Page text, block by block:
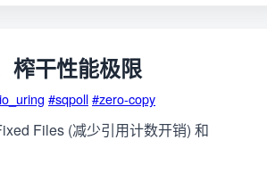
榨干性能极限
#sqpoll#zero-copy
Files (减少引用计数开销) 和